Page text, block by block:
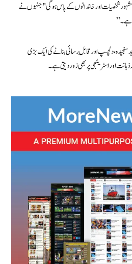
شخصیات اور خاندانوں کے پاس ہو گی "جنہوں نے
ہے۔”
دلچسپ اور قابلِ رسائی بنانے کی ایک بڑی
اور اسٹریٹجی پر بھی زور دیتی ہے۔